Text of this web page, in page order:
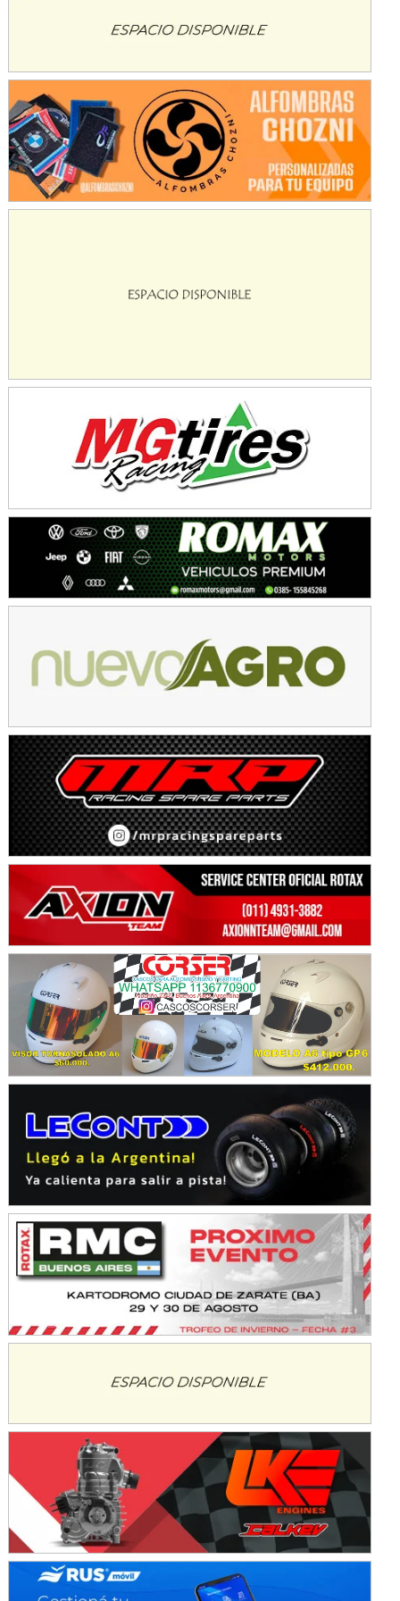
ENTRERRIANO - F6 (POSTERGADA)
Parque de la Velocidad (Asfalto)
Villaguay (Entre Ríos)
VICTORIENSE - F7
El Cerro (Tierra)
Victoria (Entre Ríos)
Ciudad de Avellaneda (Asfalto)
SUR SANTAFESINO - F4
José Samuel Sánchez (Tierra)
Rufino (Santa Fe)
TUCUMANO - F5
Juan Navarro (Asfalto)
El Timbó (Tucumán)